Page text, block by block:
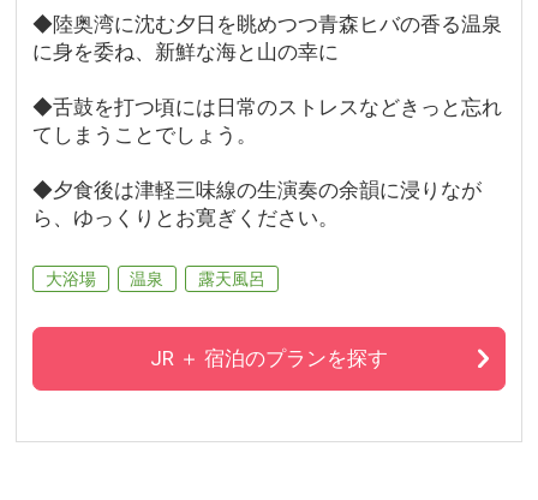
◆陸奥湾に沈む夕日を眺めつつ青森ヒバの香る温泉
に身を委ね、新鮮な海と山の幸に
◆舌鼓を打つ頃には日常のストレスなどきっと忘れ
てしまうことでしょう。
◆夕食後は津軽三味線の生演奏の余韻に浸りなが
ら、ゆっくりとお寛ぎください。
大浴場 温泉 露天風呂
JR ＋ 宿泊のプランを探す